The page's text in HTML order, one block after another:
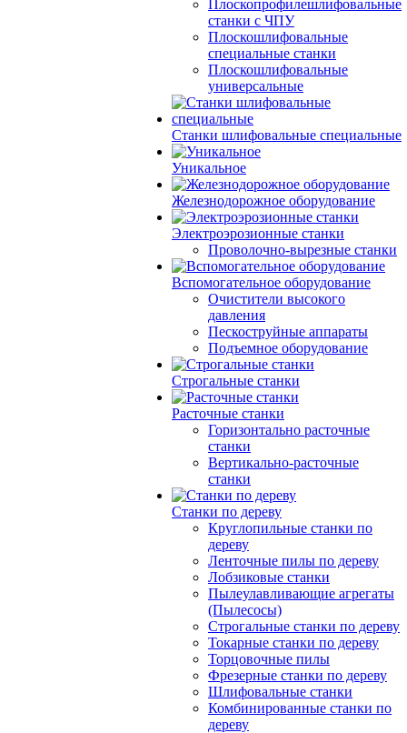
Плоскопрофилешлифовальные
станки с ЧПУ
Плоскошлифовальные
специальные станки
Плоскошлифовальные
универсальные
Станки шлифовальные специальные
Уникальное
Железнодорожное оборудование
Электроэрозионные станки
Проволочно-вырезные станки
Вспомогательное оборудование
Очистители высокого
давления
Пескоструйные аппараты
Подъемное оборудование
Строгальные станки
Расточные станки
Горизонтально расточные
станки
Вертикально-расточные
станки
Станки по дереву
Круглопильные станки по
дереву
Ленточные пилы по дереву
Лобзиковые станки
Пылеулавливающие агрегаты
(Пылесосы)
Строгальные станки по дереву
Токарные станки по дереву
Торцовочные пилы
Фрезерные станки по дереву
Шлифовальные станки
Комбинированные станки по
дереву